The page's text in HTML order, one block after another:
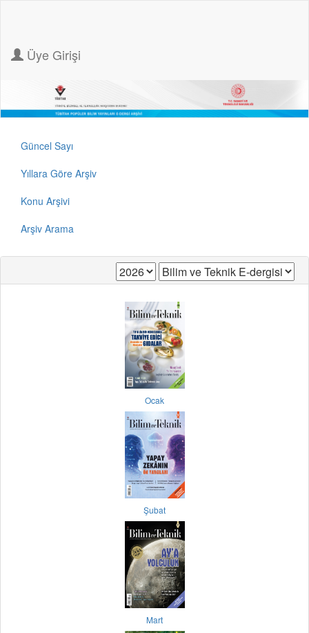
Üye Girişi
Güncel Sayı
Yıllara Göre Arşiv
Konu Arşivi
Arşiv Arama
Ocak
Şubat
Mart